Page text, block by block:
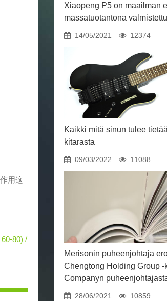
用这
80) /
Xiaopeng P5 on maailman
massatuotantona
14/05/2021 12374
Kaikki mitä sinun tulee
kitarasta
09/03/2022 11088
Merisonin puheenjohtaja
Chengtong Holding Group -
Companyn
28/06/2021 10859